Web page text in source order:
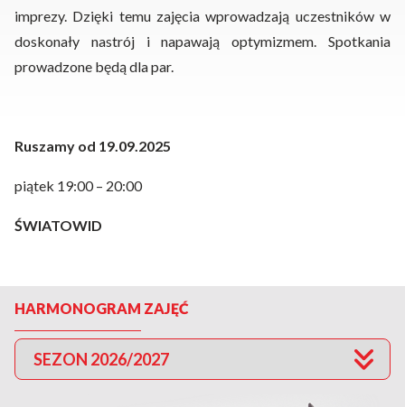
imprezy. Dzięki temu zajęcia wprowadzają uczestników w
doskonały nastrój i napawają optymizmem. Spotkania
prowadzone będą dla par.
Ruszamy od 19.09.2025
piątek 19:00 – 20:00
ŚWIATOWID
HARMONOGRAM ZAJĘĆ
SEZON 2026/2027